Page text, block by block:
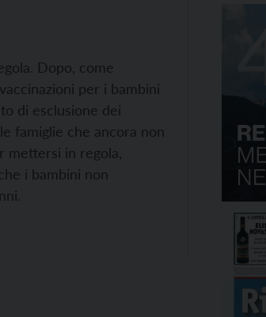
Dopo, come
per i bambini
di esclusione dei
famiglie che ancora non
in regola,
i bambini non